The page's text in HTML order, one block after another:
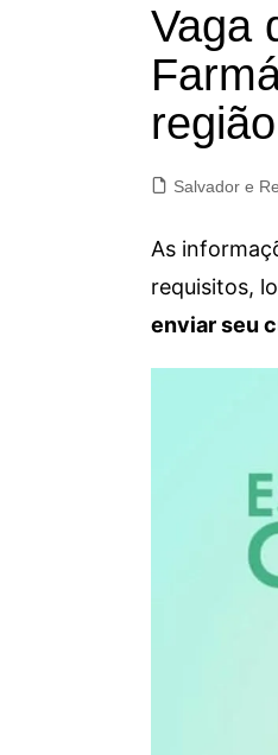
Vaga
Salvador e
As
requisitos,
enviar seu